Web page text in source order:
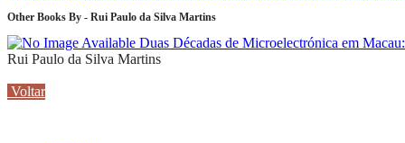
Other Books By - Rui Paulo da Silva Martins
Duas Décadas de Microelectrónica em
Rui Paulo da Silva Martins
Voltar